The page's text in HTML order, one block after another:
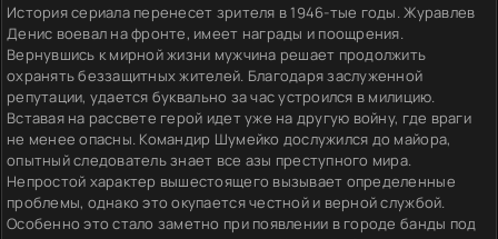
История сериала перенесет зрителя в 1946-тые годы. Журавлев
Денис воевал на фронте, имеет награды и поощрения.
Вернувшись к мирной жизни мужчина решает продолжить
охранять беззащитных жителей. Благодаря заслуженной
репутации, удается буквально за час устроился в милицию.
Вставая на рассвете герой идет уже на другую войну, где враги
не менее опасны. Командир Шумейко дослужился до майора,
опытный следователь знает все азы преступного мира.
Непростой характер вышестоящего вызывает определенные
проблемы, однако это окупается честной и верной службой.
Особенно это стало заметно при появлении в городе банды под